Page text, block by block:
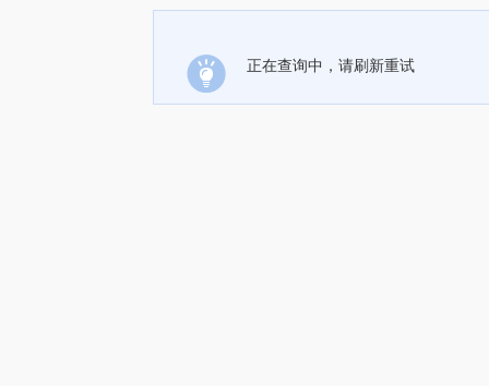
正在查询中，请刷新重试